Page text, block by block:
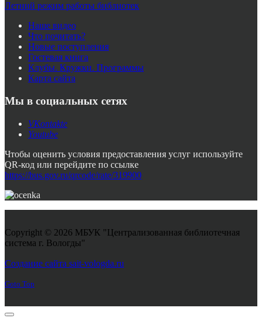
Летний режим работы библиотек
Наше видео
Что почитать?
Новые поступления
Гостевая книга
Клубы. Кружки. Программы
Карта сайта
Мы в социальных сетях
VKontakte
Youtube
Чтобы оценить условия предоставления услуг используйте
QR-код или перейдите по ссылке
https://bus.gov.ru/qrcode/rate/319900
Copyright © 2026 МБУК "Централизованная библиотечная
система г. Вологды"
Создание сайта sait-vologda.ru
Goto Top